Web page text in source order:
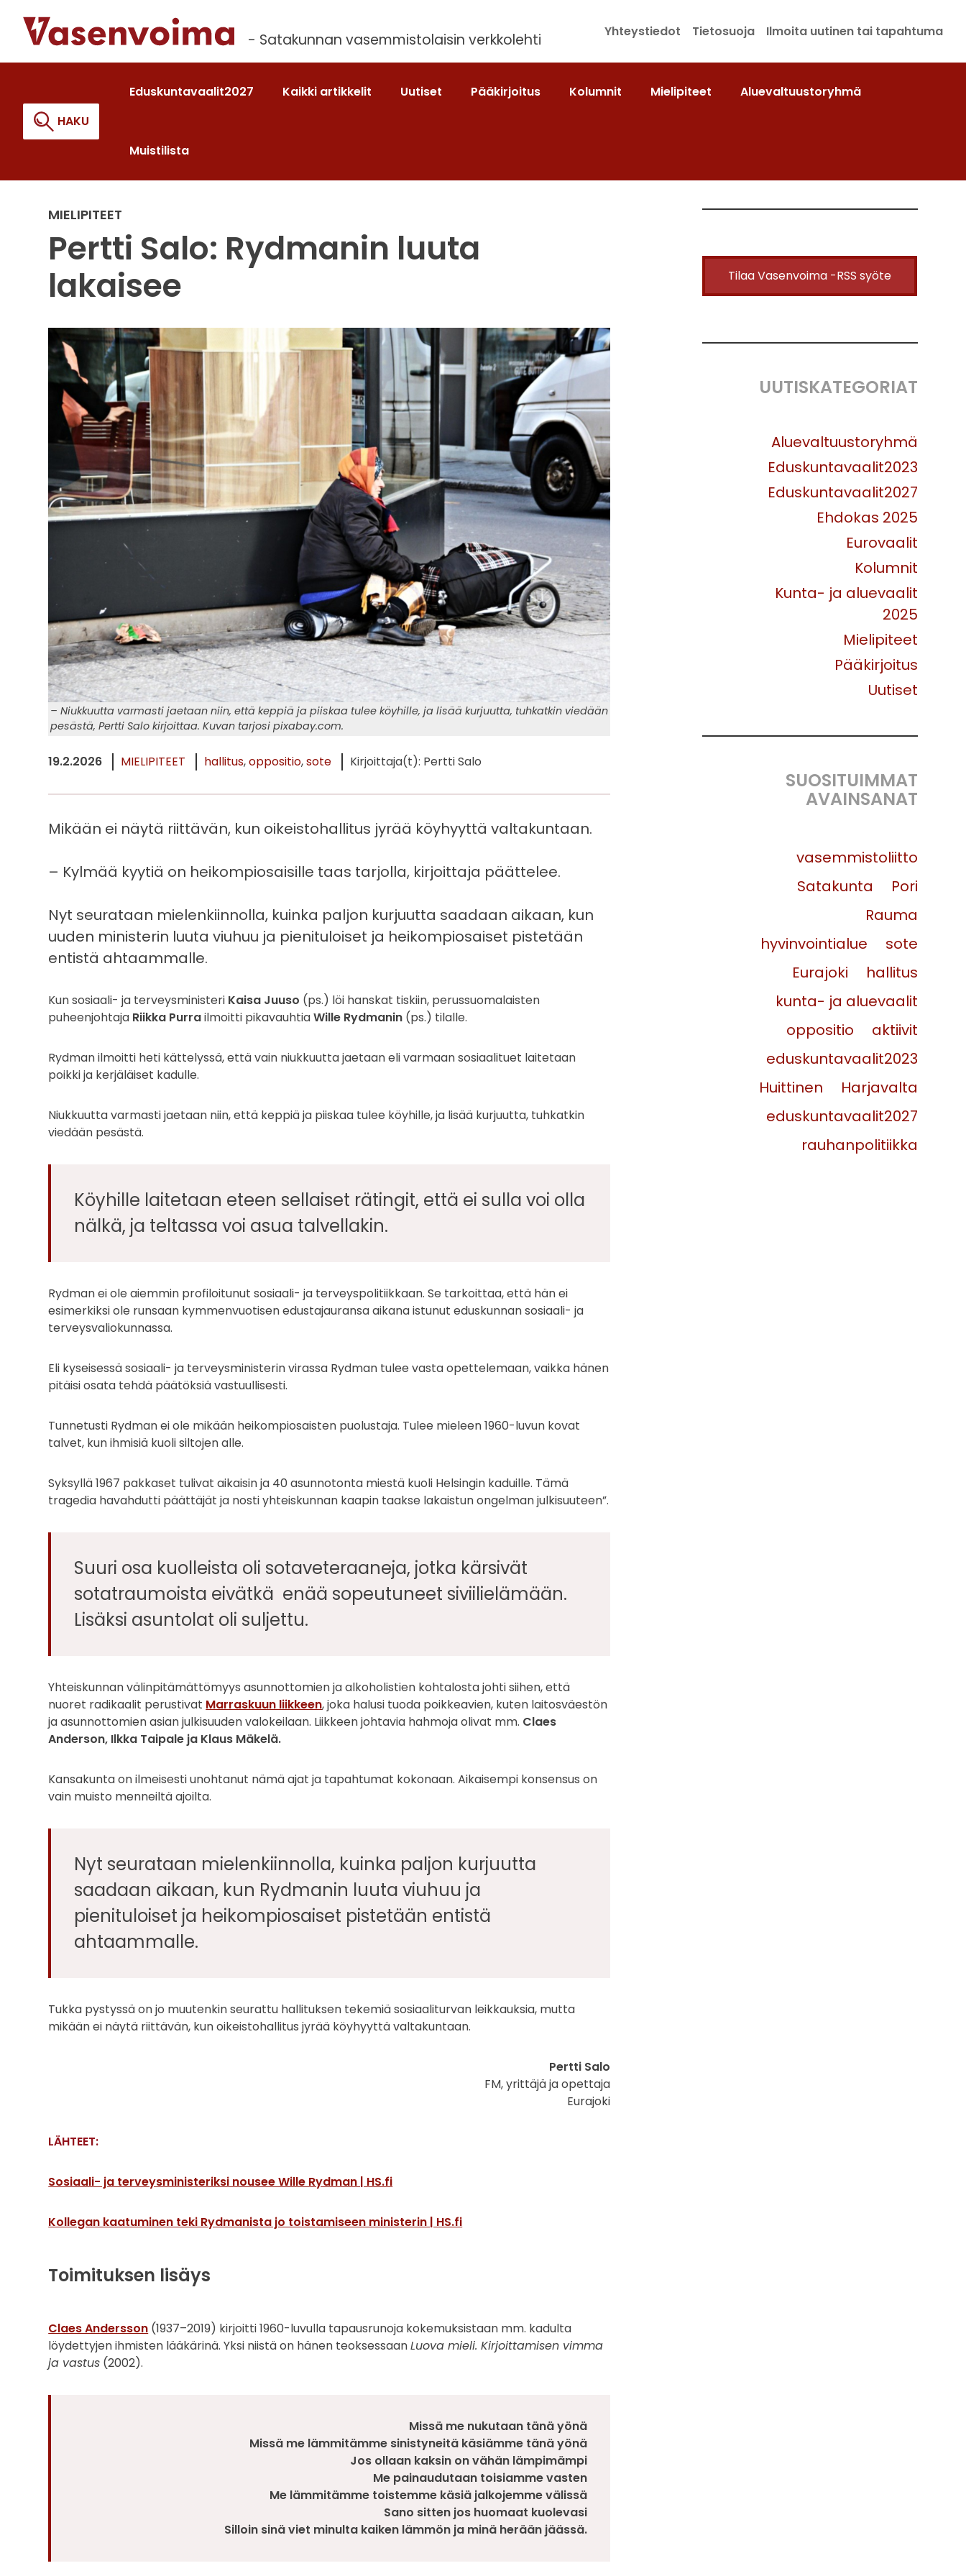
sisältöön
- Satakunnan vasemmistolaisin verkkolehti Yhteystiedot Tietosuoja Ilmoita uutinen tai tapahtuma
HAKU
Eduskuntavaalit2027 Kaikki artikkelit Uutiset Pääkirjoitus Kolumnit Mielipiteet Aluevaltuustoryhmä
Muistilista
MIELIPITEET
Pertti Salo: Rydmanin luuta
lakaisee
– Niukkuutta varmasti jaetaan niin, että keppiä ja piiskaa tulee köyhille, ja lisää kurjuutta, tuhkatkin viedään
pesästä, Pertti Salo kirjoittaa. Kuvan tarjosi pixabay.com.
19.2.2026 MIELIPITEET hallitus oppositio sote Kirjoittaja(t): Pertti Salo
Mikään ei näytä riittävän, kun oikeistohallitus jyrää köyhyyttä valtakuntaan.
– Kylmää kyytiä on heikompiosaisille taas tarjolla, kirjoittaja päättelee.
Nyt seurataan mielenkiinnolla, kuinka paljon kurjuutta saadaan aikaan, kun
uuden ministerin luuta viuhuu ja pienituloiset ja heikompiosaiset pistetään
entistä ahtaammalle.
Kun sosiaali- ja terveysministeri Kaisa Juuso (ps.) löi hanskat tiskiin, perussuomalaisten
puheenjohtaja Riikka Purrailmoitti pikavauhtiaWille Rydmanin (ps.) tilalle.
Rydman ilmoitti heti kättelyssä, että vain niukkuutta jaetaan eli varmaan sosiaalituet laitetaan
poikki ja kerjäläiset kadulle.
Niukkuutta varmasti jaetaan niin, että keppiä ja piiskaa tulee köyhille, ja lisää kurjuutta, tuhkatkin
viedään pesästä.
Köyhille laitetaan eteen sellaiset rätingit, että ei sulla voi olla
nälkä, ja teltassa voi asua talvellakin.
Rydman ei ole aiemmin profiloitunut sosiaali- ja terveyspolitiikkaan. Se tarkoittaa, että hän ei
esimerkiksi ole runsaan kymmenvuotisen edustajauransa aikana istunut eduskunnan sosiaali- ja
terveysvaliokunnassa.
Eli kyseisessä sosiaali- ja terveysministerin virassa Rydman tulee vasta opettelemaan, vaikka hänen
pitäisi osata tehdä päätöksiä vastuullisesti.
Tunnetusti Rydman ei ole mikään heikompiosaisten puolustaja. Tulee mieleen 1960-luvun kovat
talvet, kun ihmisiä kuoli siltojen alle.
Syksyllä 1967 pakkaset tulivat aikaisin ja 40 asunnotonta miestä kuoli Helsingin kaduille. Tämä
tragedia havahdutti päättäjät ja nosti yhteiskunnan kaapin taakse lakaistun ongelman julkisuuteen”.
Suuri osa kuolleista oli sotaveteraaneja, jotka kärsivät
sotatraumoista eivätkä enää sopeutuneet siviilielämään.
Lisäksi asuntolat oli suljettu.
Yhteiskunnan välinpitämättömyys asunnottomien ja alkoholistien kohtalosta johti siihen, että
nuoret radikaalit perustivat Marraskuun liikkeen, joka halusi tuoda poikkeavien, kuten laitosväestön
ja asunnottomien asian julkisuuden valokeilaan. Liikkeen johtavia hahmoja olivat mm. Claes
Anderson, Ilkka Taipale ja Klaus Mäkelä.
Kansakunta on ilmeisesti unohtanut nämä ajat ja tapahtumat kokonaan. Aikaisempi konsensus on
vain muisto menneiltä ajoilta.
Nyt seurataan mielenkiinnolla, kuinka paljon kurjuutta
saadaan aikaan, kun Rydmanin luuta viuhuu ja
pienituloiset ja heikompiosaiset pistetään entistä
ahtaammalle.
Tukka pystyssä on jo muutenkin seurattu hallituksen tekemiä sosiaaliturvan leikkauksia, mutta
mikään ei näytä riittävän, kun oikeistohallitus jyrää köyhyyttä valtakuntaan.
Pertti Salo
FM, yrittäjä ja opettaja
Eurajoki
LÄHTEET:
Sosiaali- ja terveysministeriksi nousee Wille Rydman | HS.fi
Kollegan kaatuminen teki Rydmanista jo toistamiseen ministerin | HS.fi
Toimituksen lisäys
Claes Andersson (1937–2019) kirjoitti 1960-luvulla tapausrunoja kokemuksistaan mm. kadulta
löydettyjen ihmisten lääkärinä. Yksi niistä on hänen teoksessaanLuova mieli. Kirjoittamisen vimma
ja vastus (2002).
Missä me nukutaan tänä yönä
Missä me lämmitämme sinistyneitä käsiämme tänä yönä
Jos ollaan kaksin on vähän lämpimämpi
Me painaudutaan toisiamme vasten
Me lämmitämme toistemme käsiä jalkojemme välissä
Sano sitten jos huomaat kuolevasi
Silloin sinä viet minulta kaiken lämmön ja minä herään jäässä.
Tilaa Vasenvoima -RSS syöte
UUTISKATEGORIAT
Aluevaltuustoryhmä
Eduskuntavaalit2023
Eduskuntavaalit2027
Ehdokas 2025
Eurovaalit
Kolumnit
Kunta- ja aluevaalit
2025
Mielipiteet
Pääkirjoitus
Uutiset
SUOSITUIMMAT
AVAINSANAT
vasemmistoliitto
Satakunta
Pori
Rauma
hyvinvointialue
sote
Eurajoki
hallitus
kunta- ja aluevaalit
oppositio
aktiivit
eduskuntavaalit2023
Huittinen
Harjavalta
eduskuntavaalit2027
rauhanpolitiikka